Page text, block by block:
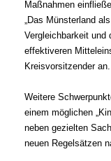
Maßnahmen
Das Münsterland als
Vergleichbarkeit und
effektiveren
Kreisvorsitzender an.
Weitere
einem möglichen
neben gezielten
neuen Regelsätzen